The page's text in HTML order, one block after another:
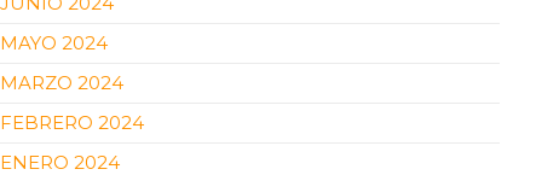
MAYO 2024
MARZO 2024
FEBRERO 2024
ENERO 2024